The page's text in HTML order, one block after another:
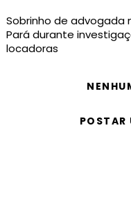
Sobrinho de advogada
Pará durante
locadoras
POSTAR